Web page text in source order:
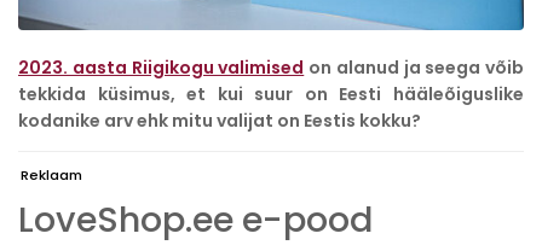
2023. aasta Riigikogu valimised on alanud ja seega võib
tekkida küsimus, et kui suur on Eesti hääleõiguslike
kodanike arv ehk mitu valijat on Eestis kokku?
Reklaam
LoveShop.ee e-pood